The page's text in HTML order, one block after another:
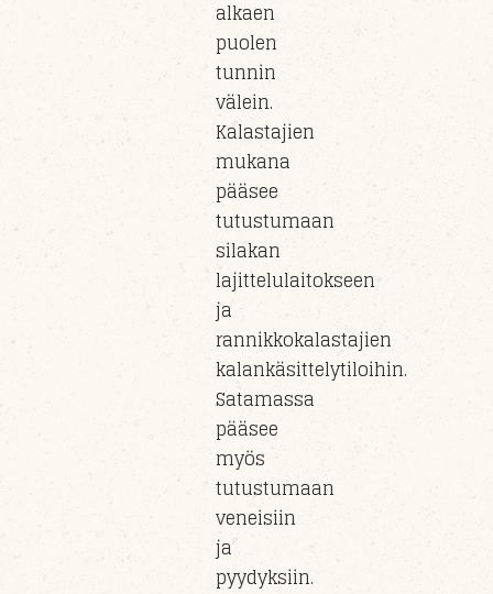
alkaen
puolen
tunnin
välein.
Kalastajien
mukana
pääsee
tutustumaan
silakan
lajittelulaitokseen
ja
rannikkokalastajien
kalankäsittelytiloihin.
Satamassa
pääsee
myös
tutustumaan
veneisiin
ja
pyydyksiin.